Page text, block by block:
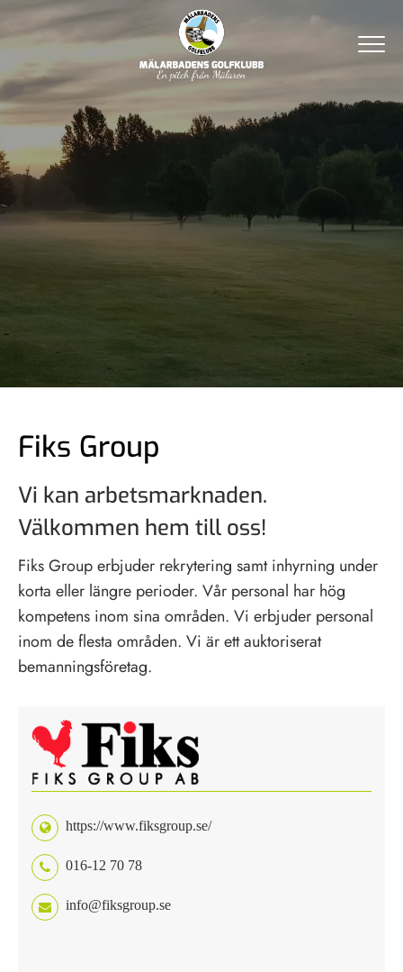
Fiks Group
Vi kan arbetsmarknaden.
Välkommen hem till oss!
Fiks Group erbjuder rekrytering samt inhyrning under
korta eller längre perioder. Vår personal har hög
kompetens inom sina områden. Vi erbjuder personal
inom de flesta områden. Vi är ett auktoriserat
bemanningsföretag.
https://www.fiksgroup.se/
016-12 70 78
info@fiksgroup.se